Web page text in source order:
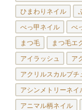
ひまわりネイル
べっ甲ネイル べ
まつ毛 まつ毛エ
アイラッシュ ア
アクリルスカルプチ
アシンメトリーネイ
アニマル柄ネイル